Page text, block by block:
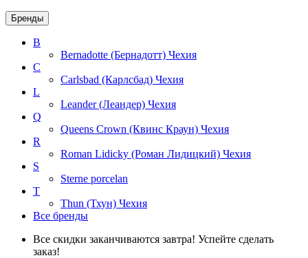
Бренды
B
Bernadotte (Бернадотт) Чехия
C
Carlsbad (Карлсбад) Чехия
L
Leander (Леандер) Чехия
Q
Queens Crown (Квинс Краун) Чехия
R
Roman Lidicky (Роман Лидицкий) Чехия
S
Sterne porcelan
T
Thun (Тхун) Чехия
Все бренды
Все скидки заканчиваются завтра! Успейте сделать
заказ!